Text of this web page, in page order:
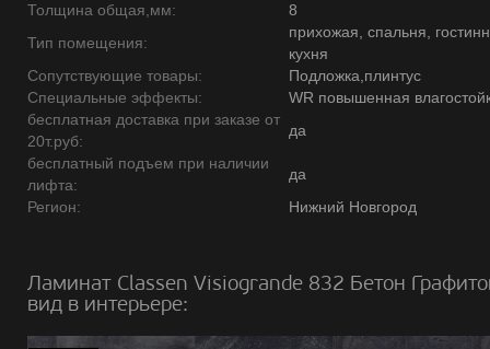
Толщина общая,мм:
8
Тип помещения:
прихожая, спальня,
кухня
Сопутствующие товары:
Подложка,плинтус
Специальные эффекты:
WR повышенная
бесплатная доставка при заказе от
20т.руб:
да
бесплатный подъем при наличии
лифта:
да
Регион:
Нижний Новгород
Ламинат Classen Visiogrande 832 Бетон
вид в интерьере: